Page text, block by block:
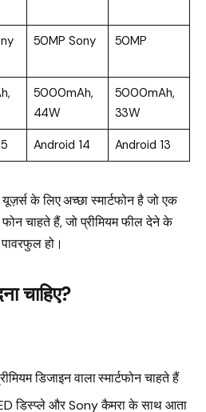
50MP Sony 50MP
5000mAh,
44W
5000mAh,
33W
Android 14 Android 13
के लिए अच्छा स्मार्टफोन है जो एक
चाहते हैं, जो प्रीमियम फील देने के
हो।
चाहिए?
डिजाइन वाला स्मार्टफोन चाहते हैं
डिस्प्ले और Sony कैमरा के साथ आता